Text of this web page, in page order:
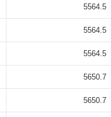
5564.5
5564.5
5564.5
5650.7
5650.7